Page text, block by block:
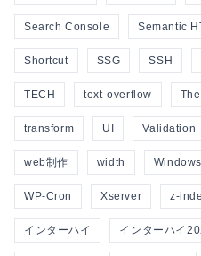
Search Console Semantic
Shortcut SSG SSH
TECH text-overflow
transform UI Validation
web制作 width Windows
WP-Cron Xserver z-
インターハイ インターハイ